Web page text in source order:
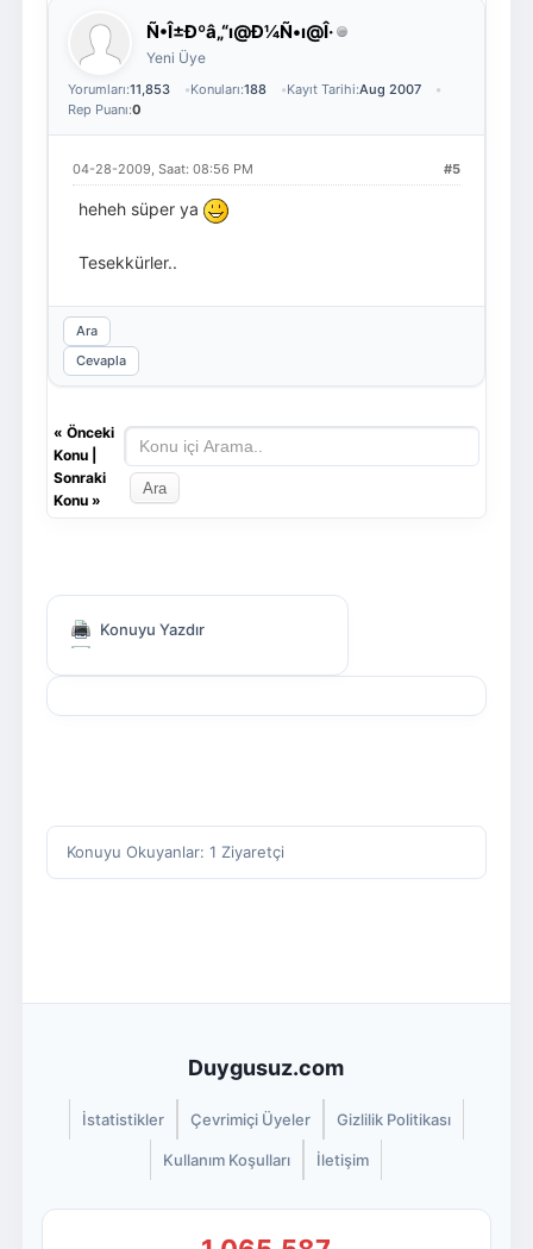
Ñ•Î±Ðºâ„“ı@Ð¼Ñ•ı@Î·
Yeni Üye
Yorumları:11,853 Konuları:188 Kayıt Tarihi:Aug 2007
Rep Puanı:0
#5
04-28-2009, Saat: 08:56 PM
heheh süper ya
Tesekkürler..
Ara
Cevapla
« Önceki
Konu|
Sonraki
Konu»
Konuyu Yazdır
Konuyu Okuyanlar: 1 Ziyaretçi
Duygusuz.com
İstatistikler Çevrimiçi Üyeler Gizlilik Politikası
Kullanım Koşulları İletişim